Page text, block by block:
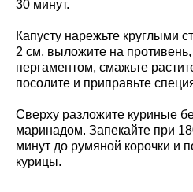
30 минут.
Капусту нарежьте круглыми
2 см, выложите на
пергаментом, смажьте
посолите и приправьте
Сверху разложите куриные
маринадом. Запекайте при
минут до румяной корочки и
курицы.